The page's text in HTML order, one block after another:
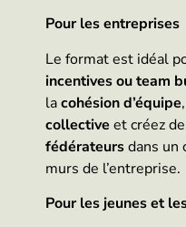
Pour les entreprises
Le format est idéal
incentives ou team
lacohésion d’équipe
collective et créez
fédérateursdans un
murs de l’entreprise.
Pour les jeunes et